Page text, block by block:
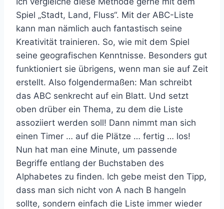
Spiel „Stadt, Land, Fluss“. Mit der ABC-Liste
kann man nämlich auch fantastisch seine
Kreativität trainieren. So, wie mit dem Spiel
seine geografischen Kenntnisse. Besonders gut
funktioniert sie übrigens, wenn man sie auf Zeit
erstellt. Also folgendermaßen: Man schreibt
das ABC senkrecht auf ein Blatt. Und setzt
oben drüber ein Thema, zu dem die Liste
assoziiert werden soll! Dann nimmt man sich
einen Timer … auf die Plätze … fertig … los!
Nun hat man eine Minute, um passende
Begriffe entlang der Buchstaben des
Alphabetes zu finden. Ich gebe meist den Tipp,
dass man sich nicht von A nach B hangeln
sollte, sondern einfach die Liste immer wieder